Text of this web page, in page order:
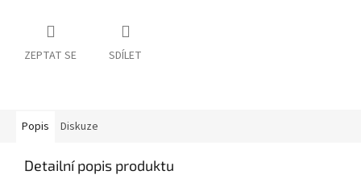
ZEPTAT SE SDÍLET
Popis Diskuze
Detailní popis produktu